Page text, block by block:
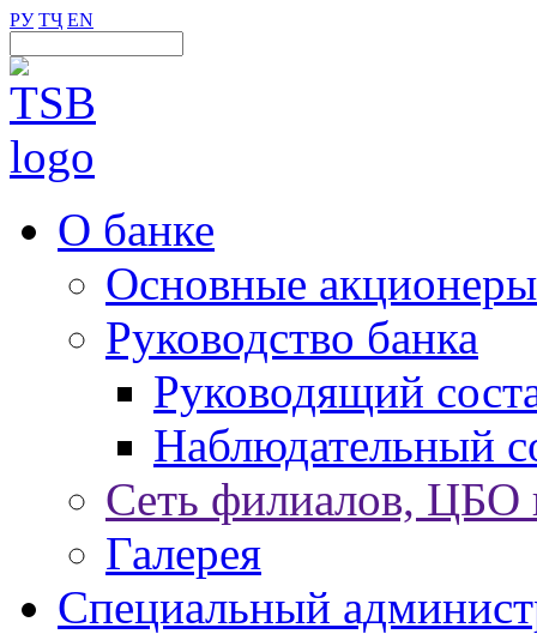
РУ ТҶ EN
О банке
Основные акционеры
Руководство банка
Руководящий
Наблюдательный
Сеть филиалов,
Галерея
Специальный